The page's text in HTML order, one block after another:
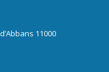
11000